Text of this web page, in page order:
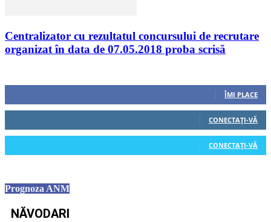
Centralizator cu rezultatul concursului de recrutare
organizat în data de 07.05.2018 proba scrisă
ÎMI PLACE
CONECTAȚI-VĂ
CONECTAȚI-VĂ
Prognoza ANM
NĂVODARI